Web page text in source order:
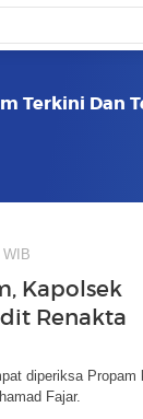
Terkini Dan
WIB
Kapolsek
Renakta
diperiksa Propam
Fajar.